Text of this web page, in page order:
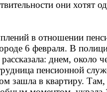
они хотят
в отношении
6 февраля. В
днем, около
пенсионной
зашла в квартиру. Там,